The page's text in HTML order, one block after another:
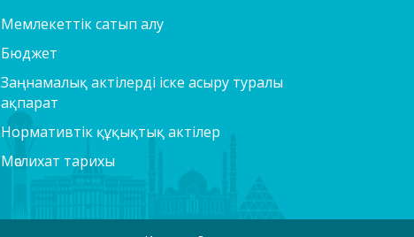
Мемлекеттік сатып алу
Бюджет
Заңнамалық актілерді іске асыру туралы
ақпарат
Нормативтік құқықтық актілер
Мәслихат тарихы